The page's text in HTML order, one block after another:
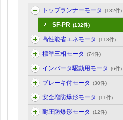
トップランナーモータ (132件)
SF-PR (132件)
高性能省エネモータ (113件)
標準三相モータ (74件)
インバータ駆動用モータ (6件)
ブレーキ付モータ (30件)
安全増防爆形モータ (11件)
耐圧防爆形モータ (12件)